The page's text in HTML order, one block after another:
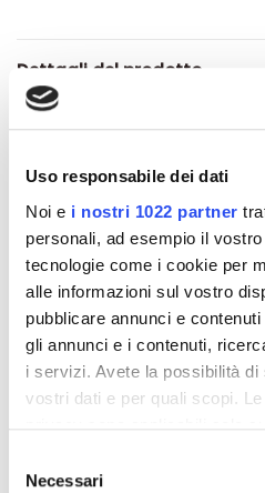
Uso responsabile dei dati
Noi e i nostri 1022 partner
personali, ad esempio il
tecnologie come i cookie per
alle informazioni sul vostro
pubblicare annunci e
gli annunci e i contenuti,
i servizi. Avete la possibilità
vostri dati e per quali scopi.
modificare o revocare il
delNecessari
Dettagli del prodotto
Recensioni
Altri prodotti